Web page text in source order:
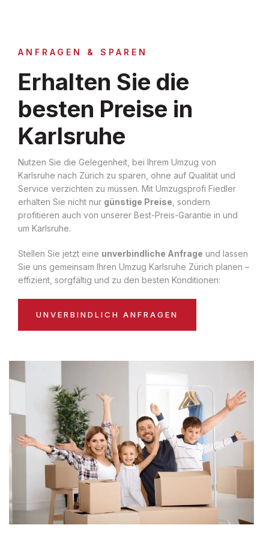
ANFRAGEN & SPAREN
Erhalten Sie die
besten Preise in
Karlsruhe
Nutzen Sie die Gelegenheit, bei Ihrem Umzug von
Karlsruhe nach Zürich zu sparen, ohne auf Qualität und
Service verzichten zu müssen. Mit Umzugsprofi Fiedler
erhalten Sie nicht nur günstige Preise , sondern
profitieren auch von unserer Best-Preis-Garantie in und
um Karlsruhe.
Stellen Sie jetzt eine unverbindliche Anfrage und lassen
Sie uns gemeinsam Ihren Umzug Karlsruhe Zürich planen –
effizient, sorgfältig und zu den besten Konditionen:
UNVERBINDLICH ANFRAGEN